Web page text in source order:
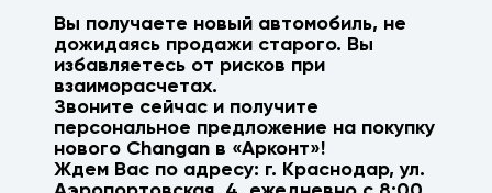
Вы получаете новый автомобиль, не
дожидаясь продажи старого. Вы
избавляетесь от рисков при
взаиморасчетах.
Звоните сейчас и получите
персональное предложение на покупку
нового Changan в «Арконт»!
Ждем Вас по адресу: г. Краснодар,ул.